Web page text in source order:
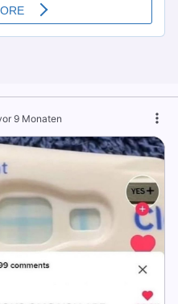
9 Monaten